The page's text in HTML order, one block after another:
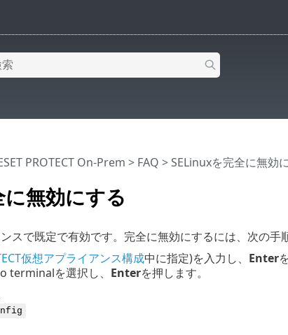
無効にする
PROTECT On-Prem > FAQ > SELinuxを完全に無効
スで既定で有効です。完全に無効にするには、次の手
仮想アプライアンス構成中に指定)を入力し、 Enter
terminalを選択し、 Enterを押します。